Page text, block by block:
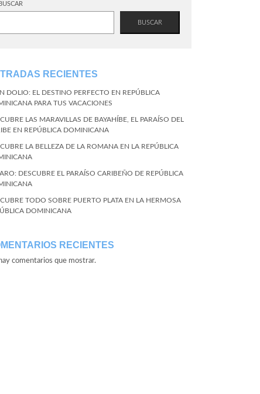
BUSCAR
BUSCAR
RECIENTES
DOLIO: EL DESTINO PERFECTO EN REPÚBLICA
PARA TUS VACACIONES
LAS MARAVILLAS DE BAYAHÍBE, EL PARAÍSO DEL
EN REPÚBLICA DOMINICANA
LA BELLEZA DE LA ROMANA EN LA REPÚBLICA
DESCUBRE EL PARAÍSO CARIBEÑO DE REPÚBLICA
TODO SOBRE PUERTO PLATA EN LA HERMOSA
DOMINICANA
RECIENTES
comentarios que mostrar.